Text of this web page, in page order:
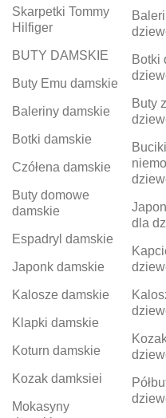
Skarpetki Tommy
Hilfiger
BUTY DAMSKIE
Buty Emu damskie
Baleriny damskie
Botki damskie
Czółena damskie
Buty domowe
damskie
Espadryl damskie
Japonk damskie
Kalosze damskie
Klapki damskie
Koturn damskie
Kozak damksiei
Mokasyny
Botki
Buty
Buciki
dla